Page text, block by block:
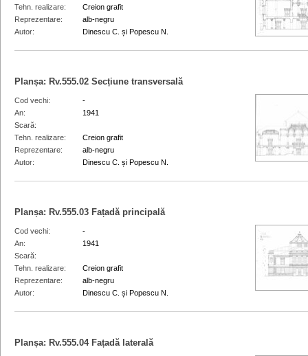
Tehn. realizare
Creion grafit
Reprezentare
alb-negru
Autor
Dinescu C. și Popescu N.
Planșa: Rv.555.02 Secțiune transversală
Cod vechi
-
An
1941
Scară
Tehn. realizare
Creion grafit
Reprezentare
alb-negru
Autor
Dinescu C. și Popescu N.
Planșa: Rv.555.03 Fațadă principală
Cod vechi
-
An
1941
Scară
Tehn. realizare
Creion grafit
Reprezentare
alb-negru
Autor
Dinescu C. și Popescu N.
Planșa: Rv.555.04 Fațadă laterală